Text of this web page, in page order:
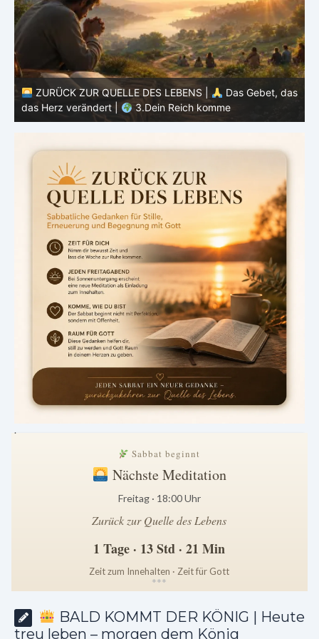
ZURÜCK ZUR QUELLE DES LEBENS |
Das Gebet, das
das Herz verändert |
2.Geheiligt werde dein Name
.
Sabbat beginnt
Nächste Meditation
Freitag · 18:00 Uhr
Zurück zur Quelle des Lebens
1 Tage · 13 Std · 21 Min
Zeit zum Innehalten · Zeit für Gott
***
BALD KOMMT DER KÖNIG | Heute
treu leben – morgen dem König